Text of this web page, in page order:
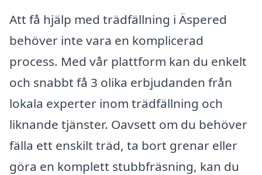
Att få hjälp med trädfällning i Äspered
behöver inte vara en komplicerad
process. Med vår plattform kan du enkelt
och snabbt få 3 olika erbjudanden från
lokala experter inom trädfällning och
liknande tjänster. Oavsett om du behöver
fälla ett enskilt träd, ta bort grenar eller
göra en komplett stubbfräsning, kan du